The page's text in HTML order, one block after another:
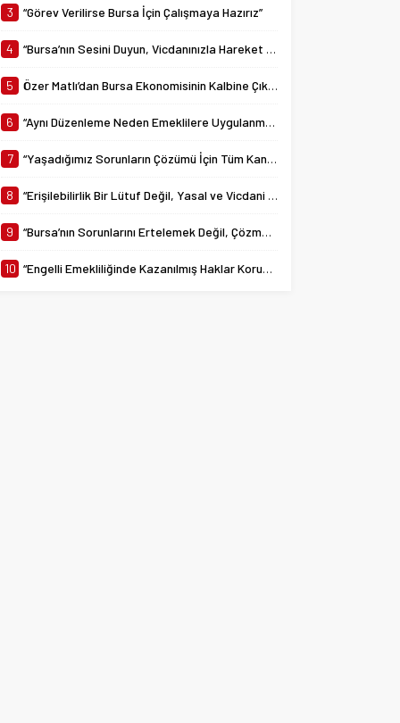
yürürlüğe giren 7538...
3 “Görev Verilirse Bursa İçin Çalışmaya Hazırız”
4 “Bursa’nın Sesini Duyun, Vicdanınızla Hareket Edin”
5 Özer Matlı’dan Bursa Ekonomisinin Kalbine Çıkarma
6 “Aynı Düzenleme Neden Emeklilere Uygulanmadı?”
7 “Yaşadığımız Sorunların Çözümü İçin Tüm Kanalları Denedik”
8 “Erişilebilirlik Bir Lütuf Değil, Yasal ve Vicdani Bir Sorumluluktur”
9 “Bursa’nın Sorunlarını Ertelemek Değil, Çözmek İçin Yola Çıktık”
10 “Engelli Emekliliğinde Kazanılmış Haklar Korunmalı, Belirsizlikler Son Bulmalı”